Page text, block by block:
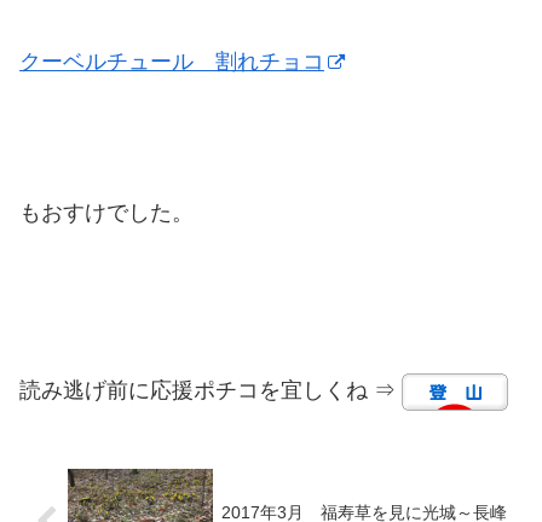
クーベルチュール 割れチョコ
もおすけでした。
読み逃げ前に応援ポチコを宜しくね ⇒
2017年3月 福寿草を見に光城～長峰